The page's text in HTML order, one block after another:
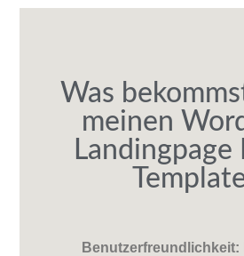
Was
meinen
Landingpage
Benutzerfreundlichkeit: